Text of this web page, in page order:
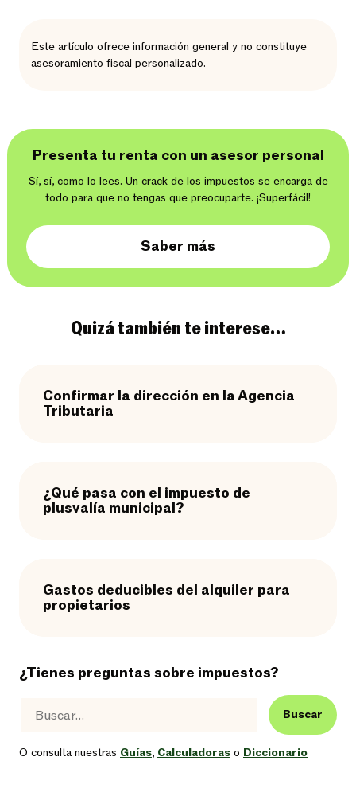
Este artículo ofrece información general y no constituye
asesoramiento fiscal personalizado.
Presenta tu renta con un asesor personal
Sí, sí, como lo lees. Un crack de los impuestos se encarga de
todo para que no tengas que preocuparte. ¡Superfácil!
Saber más
Quizá también te interese…
Confirmar la dirección en la Agencia
Tributaria
¿Qué pasa con el impuesto de
plusvalía municipal?
Gastos deducibles del alquiler para
propietarios
¿Tienes preguntas sobre impuestos?
Buscar
O consulta nuestras Guías, Calculadoras o Diccionario